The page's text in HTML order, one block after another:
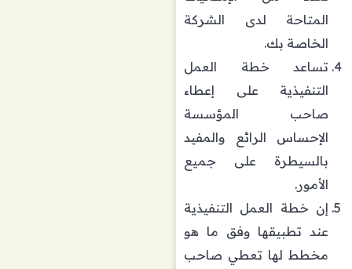
المتاحة لدى الشركة
الخاصة بك.
تساعد خطة العمل
التنفيذية على إعطاء
صاحب المؤسسة
الإحساس الرائع والمفيد
بالسيطرة على جميع
الأمور.
إن خطة العمل التنفيذية
عند تطبيقها وفق ما هو
مخطط لها تعطي صاحب